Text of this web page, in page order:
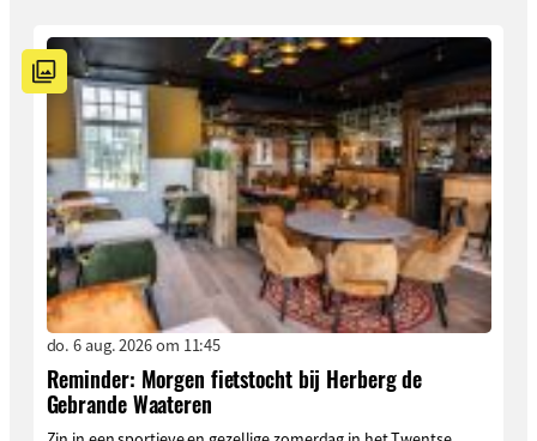
do. 6 aug. 2026 om 11:45
Reminder: Morgen fietstocht bij Herberg de
Gebrande Waateren